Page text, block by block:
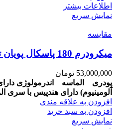
اطلاعات بیشتر
نمایش سریع
مقايسه
میکرودرم 180 پاسکال پویان تجهیز
53,000,000 تومان
پودری الماسه اندرمولوژی
آلومینیوم) دارای هندپیس با سری
افزودن به علاقه مندی
افزودن به سبد خرید
نمایش سریع